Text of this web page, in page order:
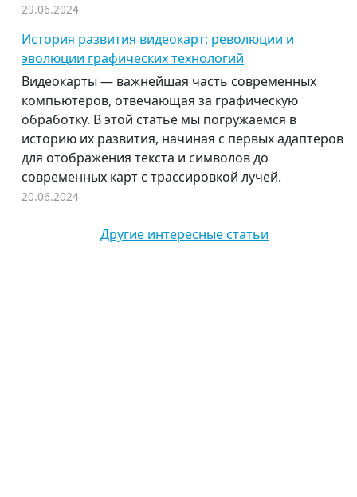
29.06.2024
История развития видеокарт: революции и
эволюции графических технологий
Видеокарты — важнейшая часть современных
компьютеров, отвечающая за графическую
обработку. В этой статье мы погружаемся в
историю их развития, начиная с первых адаптеров
для отображения текста и символов до
современных карт с трассировкой лучей.
20.06.2024
Другие интересные статьи